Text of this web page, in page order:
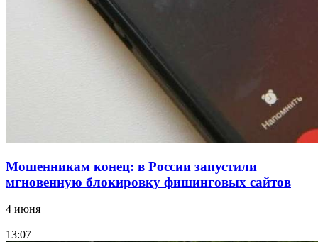
Волгоградские компании нарастили экспорт:
заключены контракты на 3,6 млн долларов
Мошенникам конец: в России запустили
мгновенную блокировку фишинговых сайтов
4 июня
13:07